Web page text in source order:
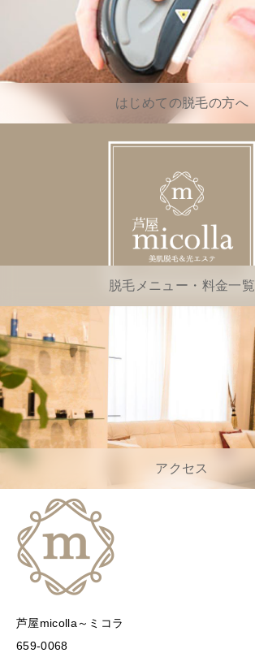
はじめての脱毛の方へ
脱毛メニュー・料金一覧
アクセス
芦屋micolla～ミコラ
659-0068